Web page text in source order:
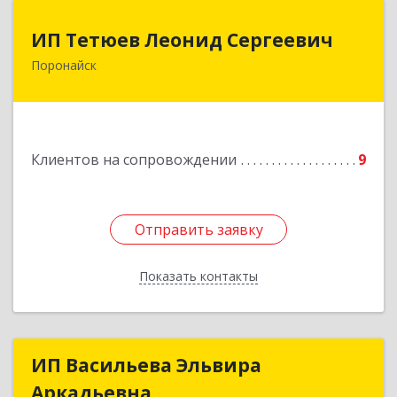
ИП Тетюев Леонид Сергеевич
Поронайск
Клиентов на сопровождении 9
Отправить заявку
Показать контакты
694242, Сахалинская обл, Поронайск г, Фрунзе
Отправить заявку
Назад
ИП Васильева Эльвира
ИП Васильева Эльвира